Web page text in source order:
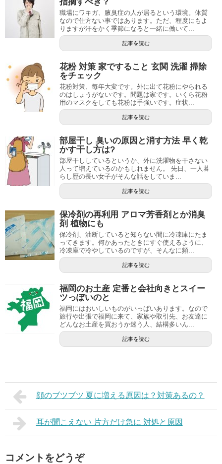
職場にワキガ、腋臭症の人が居るという環境。体質
なので仕方ない事ではあります。ただ、程度にもよ
りますが汗をかく季節になると一緒に働いて...
記事を読む
花粉 対策 家ですること 玄関 洗濯 掃除
をチェック
花粉対策、毎年大変です。外に出て花粉にやられる
のはしょうがないです。問題は家です。いくら花粉
用のマスクをしても花粉は手強いです。症状...
記事を読む
部屋干し 臭いの原因と消す方法 早く乾
かす干し方は?
部屋干ししているというか、外に洗濯物を干さない
人って増えているのかもしれません。 先日、一人暮
らし歴の長い女子がそんな話をしていま...
記事を読む
保冷剤の再利用 アロマ芳香剤とか消臭
剤 植物にも
保冷剤、油断していると知らない間に冷凍庫にたま
ってきます。何かあったときにすぐ使えるように、
冷凍庫で冷やしているのですが、そんなに頻...
記事を読む
福岡のお土産 定番と会社向きとスイー
ツっぽいのと
福岡にはおいしいものがいっぱいあります。なので
旅行や出張で福岡に来て、家族や取引先、お友達に
どんなお土産を買おうか迷う人、結構多いん...
記事を読む
顔のブツブツ 夏に増える原因は？対策あるの？
耳が聞こえない 片方だけ急に 対処と原因
コメントをどうぞ